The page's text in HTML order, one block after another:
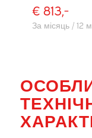
€ 813,-
За місяць / 12